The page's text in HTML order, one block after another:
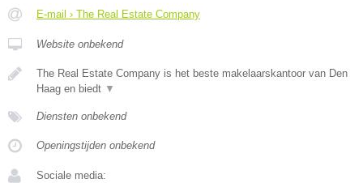
E-mail › The Real Estate Company
Website onbekend
The Real Estate Company is het beste makelaarskantoor van Den
Haag en biedt ▼
Diensten onbekend
Openingstijden onbekend
Sociale media: